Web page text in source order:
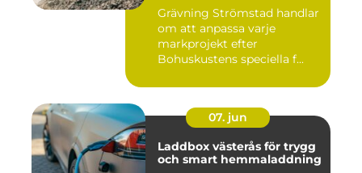
Grävning Strömstad handlar
om att anpassa varje
markprojekt efter
Bohuskustens speciella f...
07. jun
Laddbox västerås för trygg
och smart hemmaladdning